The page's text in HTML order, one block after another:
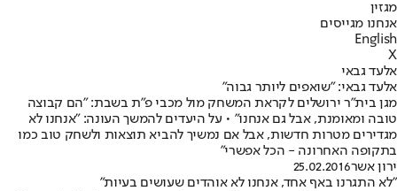
מגזין
אנחנו מגייסים
English
X
אלעד גבאי
אלעד גבאי: "שואפים ליותר גבוה"
מגן בית"ר ירושלים לקראת המשחק מול מכבי פ"ת בשבת: "הם קבוצה
טובה ומאומנת, אבל גם אנחנו" • על היעדים להמשך העונה: "אנחנו לא
מגדירים מטרות חדשות, אבל אם נמשיך להביא תוצאות ולשחק טוב כמו
בתקופה האחרונה - הכל אפשרי"
ירון אשר25.02.2016
"לא התגרנו באף אחד, אנחנו לא אוהדים שעושים בעיות"